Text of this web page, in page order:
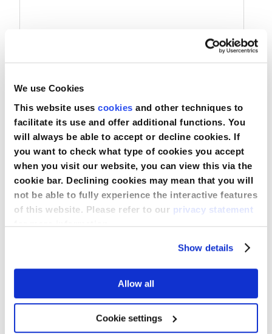
We use Cookies
This website uses cookies and other techniques to
facilitate its use and offer additional functions. You
will always be able to accept or decline cookies. If
you want to check what type of cookies you accept
when you visit our website, you can view this via the
cookie bar. Declining cookies may mean that you will
not be able to fully experience the interactive features
of this website. Please refer to our privacy statement
for more information.
Show details
Allow all
Cookie settings
Couvre-tables haute résistance
Comparer
Voir le produit